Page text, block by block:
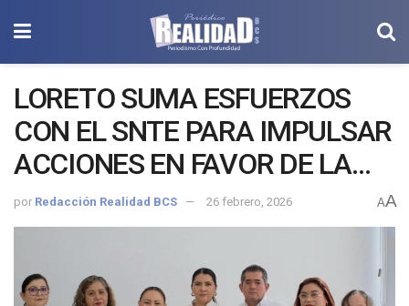
LORETO SUMA ESFUERZOS
CON EL SNTE PARA IMPULSAR
ACCIONES EN FAVOR DE LA
COMUNIDAD MAGISTERIAL
por Redacción Realidad BCS 26 febrero, 2026 AA